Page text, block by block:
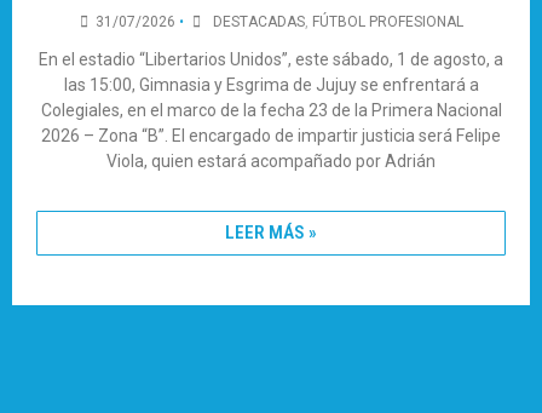
31/07/2026 • DESTACADAS, FÚTBOL PROFESIONAL
En el estadio “Libertarios Unidos”, este sábado, 1 de agosto, a
las 15:00, Gimnasia y Esgrima de Jujuy se enfrentará a
Colegiales, en el marco de la fecha 23 de la Primera Nacional
2026 – Zona “B”. El encargado de impartir justicia será Felipe
Viola, quien estará acompañado por Adrián
LEER MÁS »